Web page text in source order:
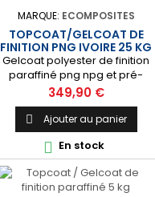
MARQUE: ECOMPOSITES
TOPCOAT/GELCOAT DE
FINITION PNG IVOIRE 25 KG
Gelcoat polyester de finition
paraffiné png npg et pré-
accéléré pour la finition et
l'étanchéité des piscines et
bassins. [Finition] : Fournit une
couche extérieure lisse
brillante qualité immersion.
[Étanche] : Étanchéifie votre
stratification résine et fibre
de verre. Livré avec son
Prix
349,90 €
 Ajouter au panier
 En stock